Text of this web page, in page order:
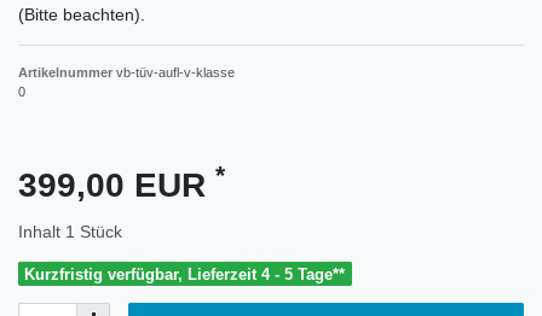
(Bitte beachten).
Artikelnummer vb-tüv-aufl-v-klasse
0
399,00 EUR *
Inhalt 1 Stück
Kurzfristig verfügbar, Lieferzeit 4 - 5 Tage**